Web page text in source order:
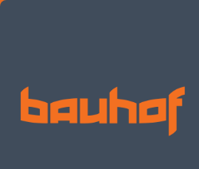
LED LAMP EGLO 7W A60 E27